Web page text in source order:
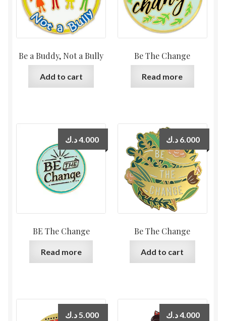
Be a Buddy, Not a Bully
Add to cart
Be The Change
Read more
BE The Change
4.000د.ك
Read more
Be The Change
6.000 د.ك
Add to cart
5.000 د.ك 4.000د.ك